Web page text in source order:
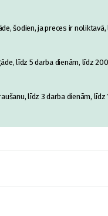
šodien, ja preces ir
līdz 5 darba dienām, līdz
līdz 3 darba dienām, līdz